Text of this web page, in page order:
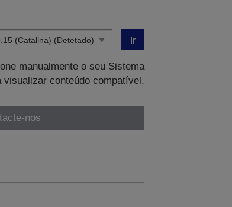
Ir
manualmente o seu Sistema
conteúdo compatível.
nos